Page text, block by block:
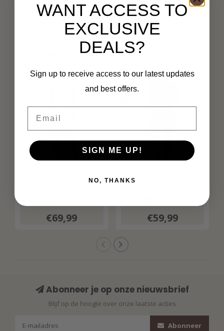
Valt normaal. We raden aan je eigen maat te kiezen.
Gerelateerde producten
Multicolour
€69,99 €59,99
Abonneer je op onze nieuwsbrief
Blijf op de hoogte over onze laatste acties
Abonneer
WANT ACCESS TO
EXCLUSIVE
DEALS?
Sign up to receive access to our latest updates
and best offers.
SIGN ME UP!
NO, THANKS